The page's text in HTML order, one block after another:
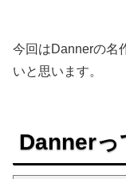
今回はDannerの名
いと思います。
Dannerっ